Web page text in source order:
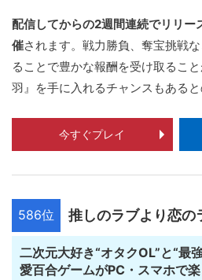
配信してからの2週間連続でリリー
催されます。戦力勝負、奪宝挑戦
ることで豊かな報酬を受け取るこ
羽』を手に入れるチャンスもあると
今すぐプレイ
586位 推しのラブより恋の
二次元大好き“オタクOL”と“最
愛百合ゲームがPC・スマホで楽